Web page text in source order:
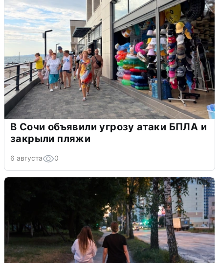
В Сочи объявили угрозу атаки БПЛА и
закрыли пляжи
6 августа 0